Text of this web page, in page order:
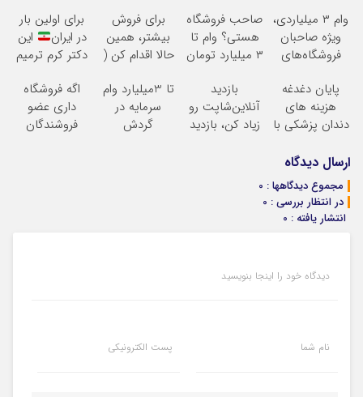
وام ۳ میلیاردی،
ویژه صاحبان
فروشگاه‌های
حضوری
صاحب فروشگاه
هستی؟ وام تا
۳ میلیارد تومان
برای فروش
بیشتر، همین
حالا اقدام کن (
برای اولین بار
در ایران
این
دکتر کرم ترمیم
ساخت!
پایان دغدغه
هزینه های
دندان پزشکی با
خانگی
بازدید
آنلاین‌شاپت رو
زیاد کن، بازدید
تا 3میلیارد وام
سرمایه در
گردش
اگه فروشگاه
داری عضو
فروشندگان
ارسال دیدگاه
مجموع دیدگاهها : 0
در انتظار بررسی : 0
انتشار یافته : 0
دیدگاه خود را اینجا بنویسید
نام شما پست الکترونیکی